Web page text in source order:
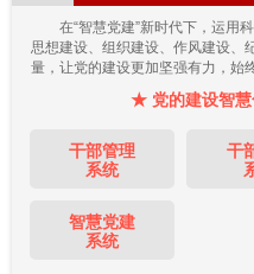
在“智慧党建”新时代下，运用
思想建设、组织建设、作风建设、
量，让党的建设更加坚强有力，始
★ 党的建设智慧
干部管理
系统
干
智慧党建
系统